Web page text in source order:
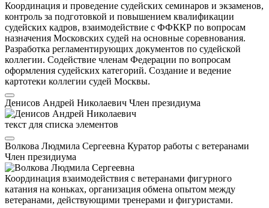
Координация и проведение судейских семинаров и экзаменов,
контроль за подготовкой и повышением квалификации
судейских кадров, взаимодействие с ФФККР по вопросам
назначения Московских судей на основные соревнования.
Разработка регламентирующих документов по судейской
коллегии. Содействие членам Федерации по вопросам
оформления судейских категорий. Создание и ведение
картотеки коллегии судей Москвы.
Денисов Андрей Николаевич Член президиума
текст для списка элементов
Волкова Людмила Сергеевна Куратор работы с ветеранами
Член президиума
Координация взаимодействия с ветеранами фигурного
катания на коньках, организация обмена опытом между
ветеранами, действующими тренерами и фигуристами.